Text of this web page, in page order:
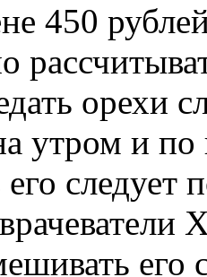
450
орехи
утром и по
следует